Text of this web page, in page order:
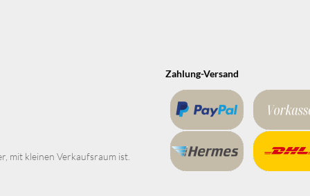
mit kleinen Verkaufsraum ist.
Zahlung-Versand